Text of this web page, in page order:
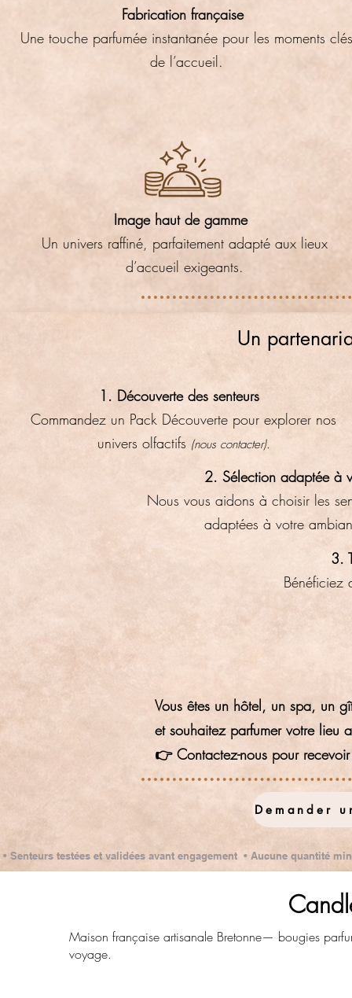
Fabrication française
Une touche parfumée instantanée pour les moments clés
de l’accueil.
Image haut de gamme
Un univers raffiné, parfaitement adapté aux lieux
d’accueil exigeants.
Un
1. Découverte des senteurs
Commandez un Pack Découverte pour explorer nos
univers olfactifs (nous contacter).
2. Sélection adaptée à
Nous vous aidons à choisir les
adaptées à votre
3.
Bénéficiez
Vous êtes un hôtel, un spa, un
et souhaitez parfumer votre lieu
👉 Contactez-nous pour
Demander
• Senteurs testées et validées avant engagement • Aucune quantité
Maison française artisanale Bretonne— bougies
voyage.